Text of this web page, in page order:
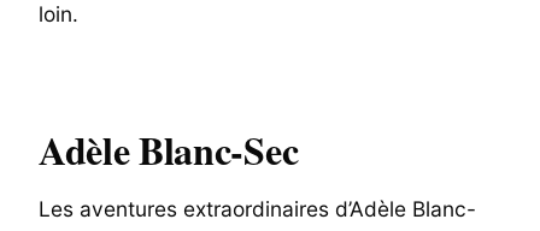
loin.
Adèle Blanc-Sec
Les aventures extraordinaires d’Adèle Blanc-